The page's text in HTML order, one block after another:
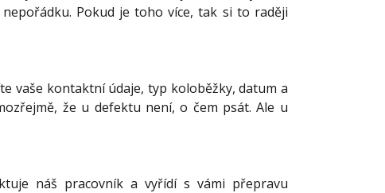
Pokud je toho více, tak si to raději
vaše kontaktní údaje, typ koloběžky, datum a
že u defektu není, o čem psát. Ale u
náš pracovník a vyřídí s vámi přepravu